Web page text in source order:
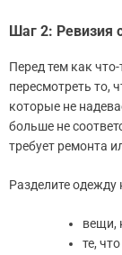
Шаг 2: Ревизия
Перед тем как
пересмотреть то,
которые не
больше не
требует ремонта
Разделите одежду
вещи,
те,